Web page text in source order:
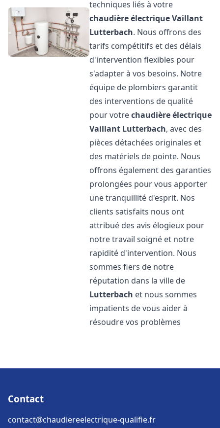
techniques liés à votre
chaudière électrique Vaillant
Lutterbach. Nous offrons des
tarifs compétitifs et des délais
d'intervention flexibles pour
s'adapter à vos besoins. Notre
équipe de plombiers garantit
des interventions de qualité
pour votrechaudière électrique
Vaillant Lutterbach, avec des
pièces détachées originales et
des matériels de pointe. Nous
offrons également des garanties
prolongées pour vous apporter
une tranquillité d'esprit. Nos
clients satisfaits nous ont
attribué des avis élogieux pour
notre travail soigné et notre
rapidité d'intervention. Nous
sommes fiers de notre
réputation dans la ville de
Lutterbach et nous sommes
impatients de vous aider à
résoudre vos problèmes
Contact
contact@chaudiereelectrique-qualifie.fr